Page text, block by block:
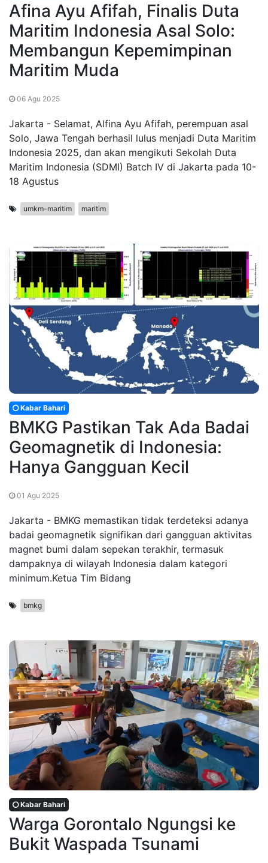
Afina Ayu Afifah, Finalis Duta
Maritim Indonesia Asal Solo:
Membangun Kepemimpinan
Maritim Muda
06 Agu 2025
Jakarta - Selamat, Alfina Ayu Afifah, perempuan asal
Solo, Jawa Tengah berhasil lulus menjadi Duta Maritim
Indonesia 2025, dan akan mengikuti Sekolah Duta
Maritim Indonesia (SDMI) Batch IV di Jakarta pada 10-
18 Agustus
umkm-maritim maritim
Kabar Bahari
BMKG Pastikan Tak Ada Badai
Geomagnetik di Indonesia:
Hanya Gangguan Kecil
01 Agu 2025
Jakarta - BMKG memastikan tidak terdeteksi adanya
badai geomagnetik signifikan dari gangguan aktivitas
magnet bumi dalam sepekan terakhir, termasuk
dampaknya di wilayah Indonesia dalam kategori
minimum.Ketua Tim Bidang
bmkg
Kabar Bahari
Warga Gorontalo Ngungsi ke
Bukit Waspada Tsunami